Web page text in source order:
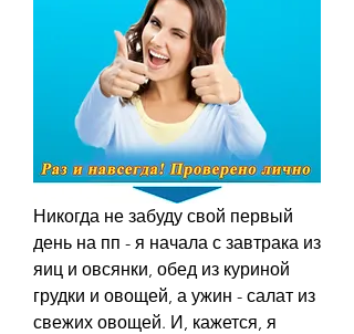
Никогда не забуду свой первый
день на пп - я начала с завтрака из
яиц и овсянки, обед из куриной
грудки и овощей, а ужин - салат из
свежих овощей. И, кажется, я